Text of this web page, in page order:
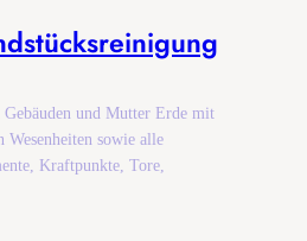
und Mutter Erde mit
sowie alle
Kraftpunkte, Tore,